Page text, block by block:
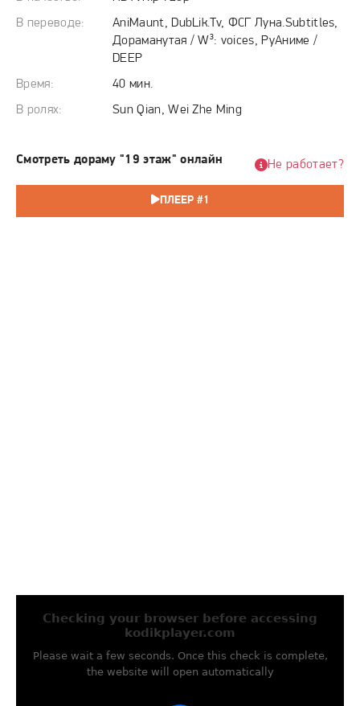
испытание на прочность, заставляющее усомниться в
возможности спасения.
В переводе:
AniMaunt, DubLik.Tv, ФСГ Луна.Subtitles,
Дораманутая / W³: voices, РуАниме /
DEEP
Время:
40 мин.
В ролях:
Sun Qian, Wei Zhe Ming
Смотреть дораму "19 этаж" онлайн
ПЛЕЕР #1
Не работает?